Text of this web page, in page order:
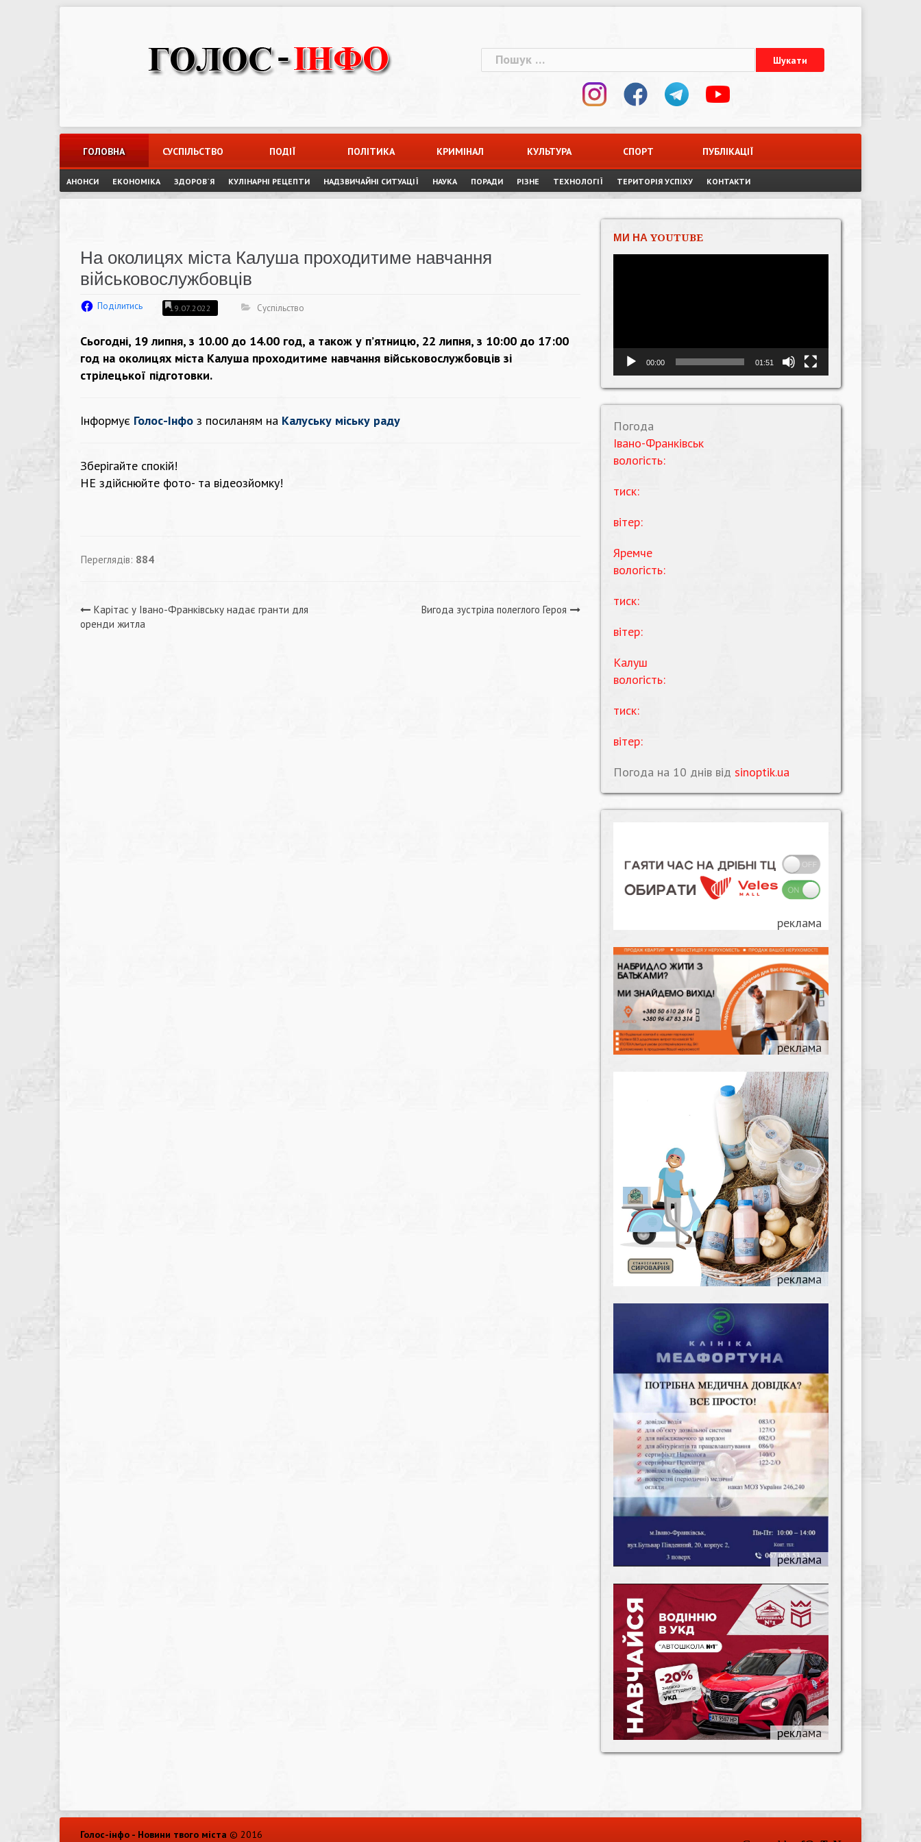
Пошук:
ГОЛОВНА СУСПІЛЬСТВО ПОДІЇ ПОЛІТИКА КРИМІНАЛ КУЛЬТУРА СПОРТ ПУБЛІКАЦІЇ
АНОНСИ ЕКОНОМІКА ЗДОРОВ`Я КУЛІНАРНІ РЕЦЕПТИ НАДЗВИЧАЙНІ СИТУАЦІЇ НАУКА ПОРАДИ РІЗНЕ ТЕХНОЛОГІЇ ТЕРИТОРІЯ УСПІХУ КОНТАКТИ
На околицях міста Калуша проходитиме навчання
військовослужбовців
Поділитись 19.07.2022 Суспільство
Сьогодні, 19 липня, з 10.00 до 14.00 год, а також у п’ятницю, 22 липня, з 10:00 до 17:00
год на околицях міста Калуша проходитиме навчання військовослужбовців зі
стрілецької підготовки.
Інформує Голос-Інфо з посиланям на Калуську міську раду
Зберігайте спокій!
НЕ здійснюйте фото- та відеозйомку!
Переглядів: 884
Навігація
Карітас у Івано-Франківську надає гранти для
оренди житла
Вигода зустріла полеглого Героя
МИ НА YOUTUBE
00:00 01:51
Погода
Івано-Франківськ
вологість:
тиск:
вітер:
Яремче
вологість:
тиск:
вітер:
Калуш
вологість:
тиск:
вітер:
Погода на 10 днів від sinoptik.ua
Голос-інфо - Новини твого міста © 2016